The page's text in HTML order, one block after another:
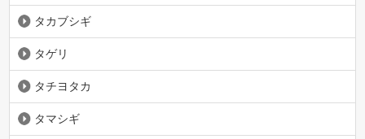
タカブシギ
タゲリ
タチヨタカ
タマシギ